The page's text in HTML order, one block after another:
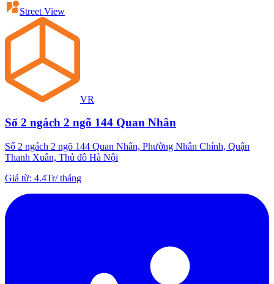
Street View
VR
Số 2 ngách 2 ngõ 144 Quan Nhân
Số 2 ngách 2 ngõ 144 Quan Nhân, Phường Nhân Chính, Quận
Thanh Xuân, Thủ đô Hà Nội
Giá từ: 4.4Tr/tháng